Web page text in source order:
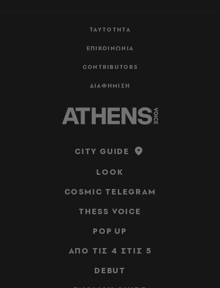
ΤΑΥΤΟΤΗΤΑ
ΕΠΙΚΟΙΝΩΝΙΑ
CONTRIBUTORS
ΔΙΑΦΗΜΙΣΗ
CITY GUIDE
LOOK
COSMIC TELEGRAM
THESS VOICE
POP UP
ΑΠΟ ΤΙΣ 4 ΣΤΙΣ 5
DEBUT